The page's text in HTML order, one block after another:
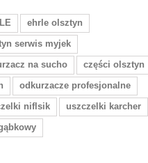
ehrle olsztyn
serwis myjek
na sucho
części olsztyn
odkurzacze profesjonalne
niflsik
uszczelki karcher